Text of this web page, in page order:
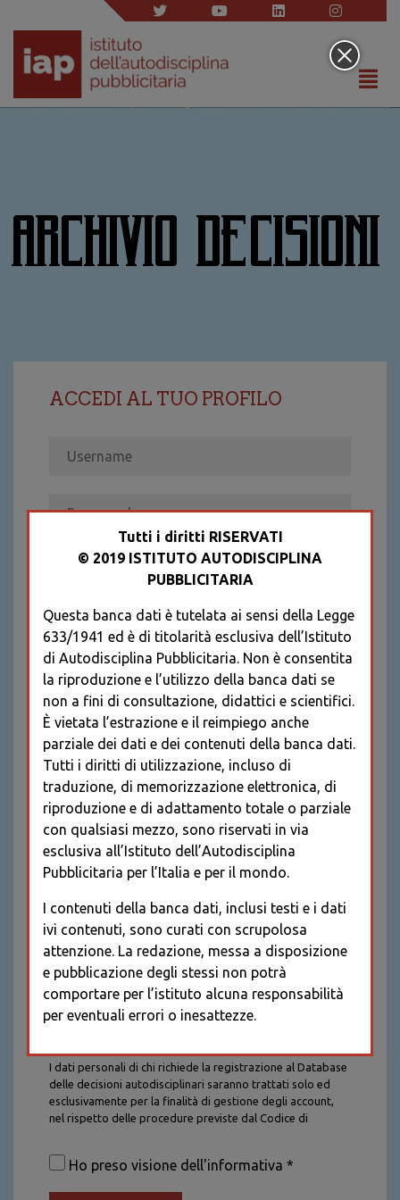
ARCHIVIO DECISIONI
ACCEDI AL TUO PROFILO
Recupera password
REGISTRATI
* I CAMPI CONTRASSEGNATI SONO
OBBLIGATORI
I dati personali di chi richiede la registrazione al Database
delle decisioni autodisciplinari saranno trattati solo ed
esclusivamente per la finalità di gestione degli account,
nel rispetto delle procedure previste dal Codice di
saranno trattati con tutte le cautele richieste dalla legge e
saranno conservati per la durata stabilita caso per caso
Ho preso visione dell'informativa *
Tutti i diritti RISERVATI
© 2019 ISTITUTO AUTODISCIPLINA
PUBBLICITARIA
Questa banca dati è tutelata ai sensi della Legge
633/1941 ed è di titolarità esclusiva dell’Istituto
di Autodisciplina Pubblicitaria. Non è consentita
la riproduzione e l’utilizzo della banca dati se
non a fini di consultazione, didattici e scientifici.
È vietata l’estrazione e il reimpiego anche
parziale dei dati e dei contenuti della banca dati.
Tutti i diritti di utilizzazione, incluso di
traduzione, di memorizzazione elettronica, di
riproduzione e di adattamento totale o parziale
con qualsiasi mezzo, sono riservati in via
esclusiva all’Istituto dell’Autodisciplina
Pubblicitaria per l’Italia e per il mondo.
I contenuti della banca dati, inclusi testi e i dati
ivi contenuti, sono curati con scrupolosa
attenzione. La redazione, messa a disposizione
e pubblicazione degli stessi non potrà
comportare per l’istituto alcuna responsabilità
per eventuali errori o inesattezze.